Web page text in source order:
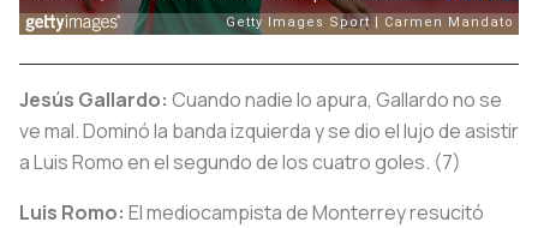
Jesús Gallardo: Cuando nadie lo apura, Gallardo no se
ve mal. Dominó la banda izquierda y se dio el lujo de asistir
a Luis Romo en el segundo de los cuatro goles. (7)
Luis Romo: El mediocampista de Monterrey resucitó